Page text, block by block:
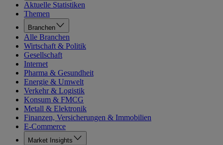
Aktuelle Statistiken
Themen
Branchen
Alle Branchen
Wirtschaft & Politik
Gesellschaft
Internet
Pharma & Gesundheit
Energie & Umwelt
Verkehr & Logistik
Konsum & FMCG
Metall & Elektronik
Finanzen, Versicherungen & Immobilien
E-Commerce
Market Insights